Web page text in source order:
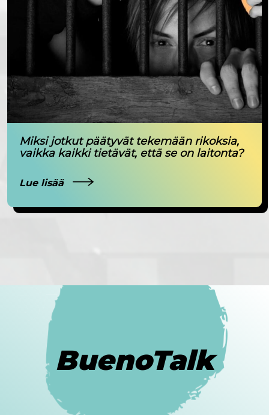
Miksi jotkut päätyvät tekemään rikoksia,
vaikka kaikki tietävät, että se on laitonta?
Lue lisää
BuenoTalk